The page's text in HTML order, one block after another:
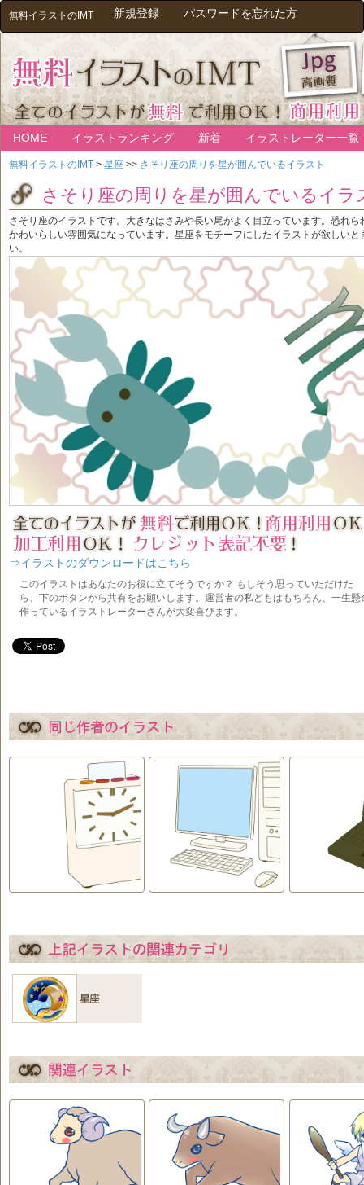
無料イラストのIMT 新規登録 パスワードを忘れた方
HOME イラストランキング 新着 イラストレーター一覧
無料イラストのIMT > 星座 >> さそり座の周りを星が囲んでいるイラスト
さそり座の周りを星が囲んでいるイラ
さそり座のイラストです。大きなはさみや長い尾がよく目立っています。恐れ
かわいらしい雰囲気になっています。星座をモチーフにしたイラストが欲しい
い。
⇒イラストのダウンロードはこちら